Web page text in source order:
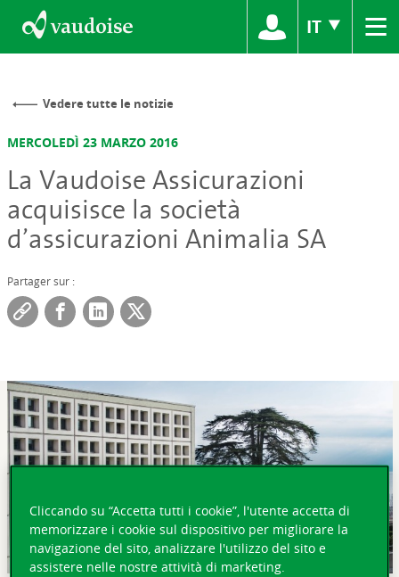
IT ≡
Vedere tutte le notizie
MERCOLEDÌ 23 MARZO 2016
La Vaudoise Assicurazioni
acquisisce la società
d’assicurazioni Animalia SA
Partager sur :
Cliccando su “Accetta tutti i cookie”, l'utente accetta di
memorizzare i cookie sul dispositivo per migliorare la
navigazione del sito, analizzare l'utilizzo del sito e
assistere nelle nostre attività di marketing.